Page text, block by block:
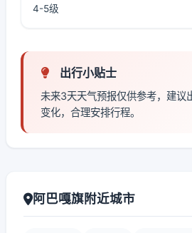
4-5级
出行小贴士
未来3天天气预报仅供参考，建议
变化，合理安排行程。
阿巴嘎旗附近城市